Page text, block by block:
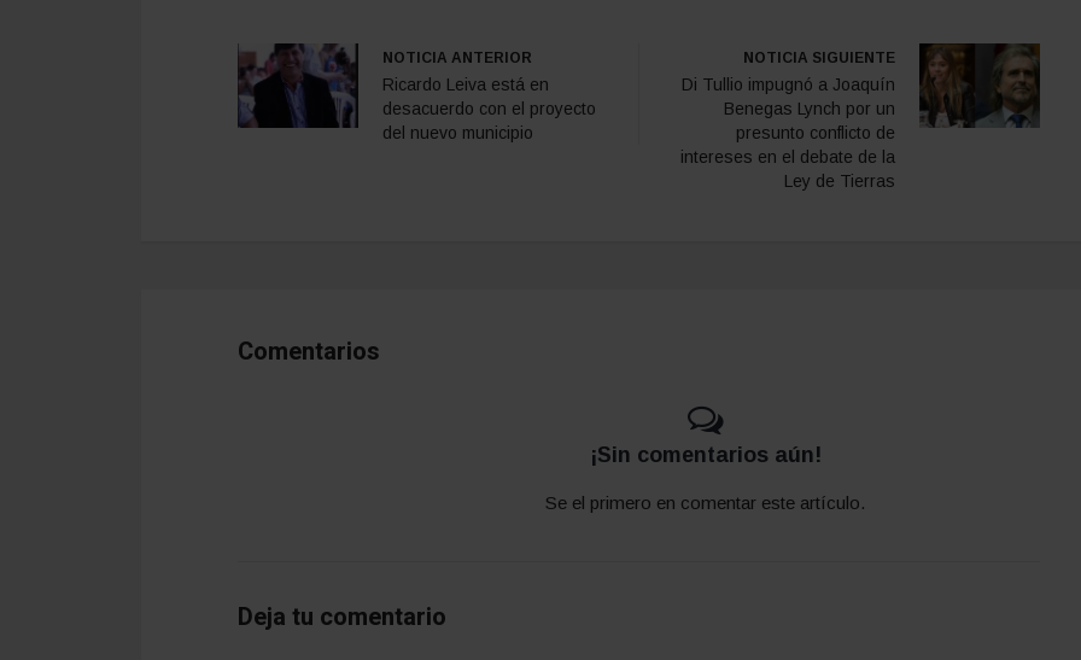
NOTICIA ANTERIOR
Ricardo Leiva está en
desacuerdo con el proyecto
del nuevo municipio
NOTICIA SIGUIENTE
Di Tullio impugnó a Joaquín
Benegas Lynch por un
presunto conflicto de
intereses en el debate de la
Ley de Tierras
Comentarios
¡Sin comentarios aún!
Se el primero en comentar este artículo.
Deja tu comentario